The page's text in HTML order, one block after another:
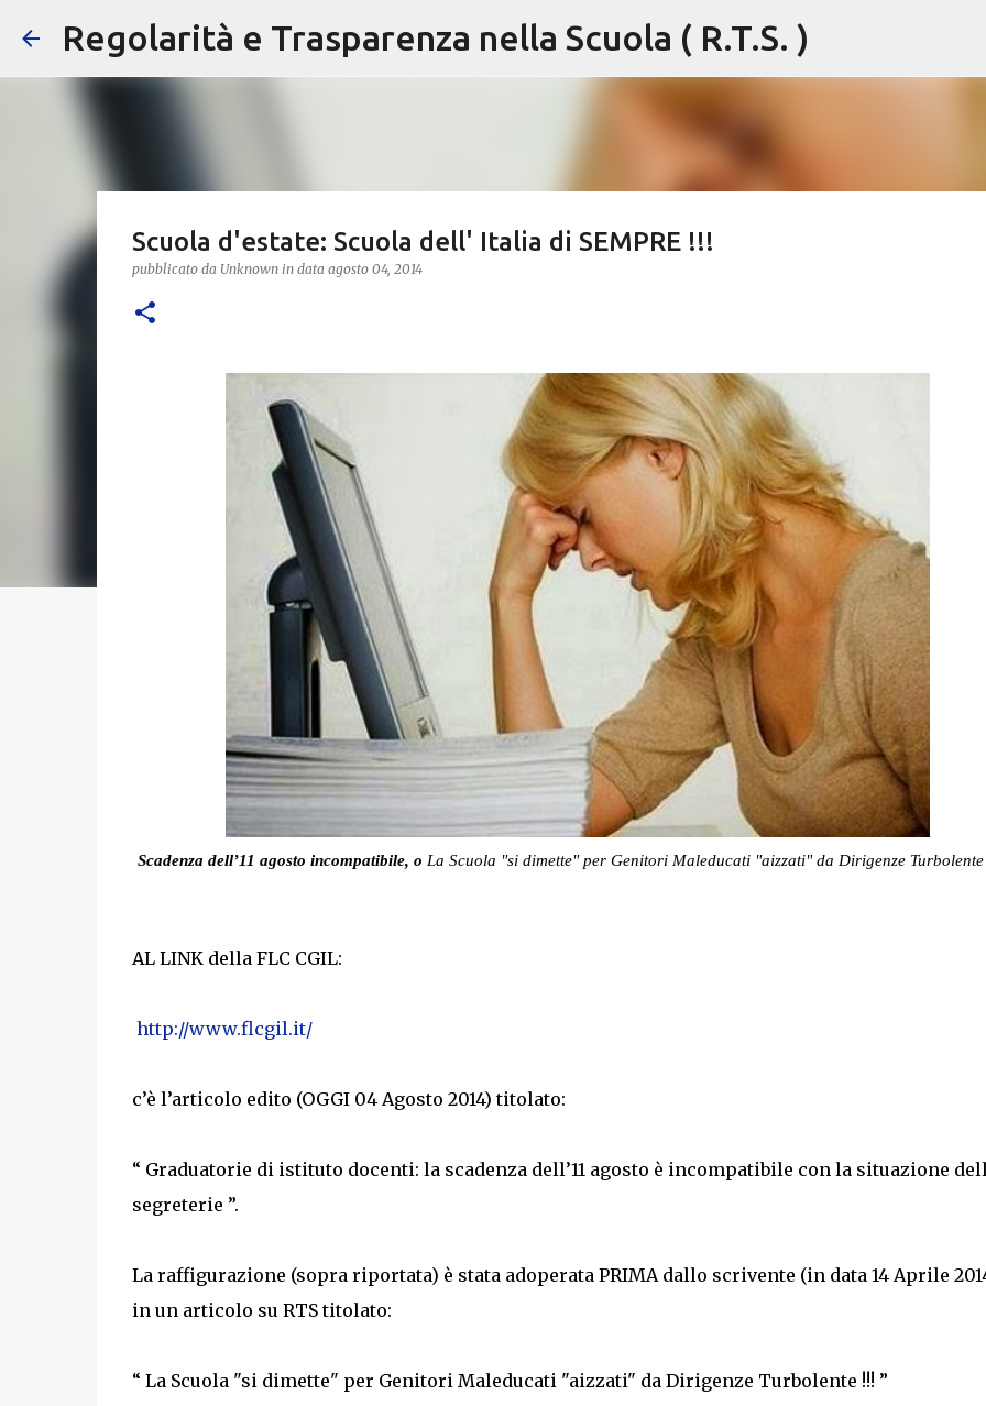
Passa ai contenuti principali
Regolarità e Trasparenza nella Scuola ( R.T.S. )
Scuola d'estate: Scuola dell' Italia di SEMPRE !!!
pubblicato da Unknown in data agosto 04, 2014
Scadenza dell’11 agosto incompatibile, o La Scuola "si dimette" per Genitori Maleducati "aizzati" da Dirigenze
AL LINK della FLC CGIL:
http://www.flcgil.it/
c’è l’articolo edito (OGGI 04 Agosto 2014) titolato:
“ Graduatorie di istituto docenti: la scadenza dell’11 agosto è incompatibile con la situazione
segreterie ”.
La raffigurazione (sopra riportata) è stata adoperata PRIMA dallo scrivente (in data 14 Aprile
in un articolo su RTS titolato:
“ La Scuola "si dimette" per Genitori Maleducati "aizzati" da Dirigenze Turbolente !!! ”